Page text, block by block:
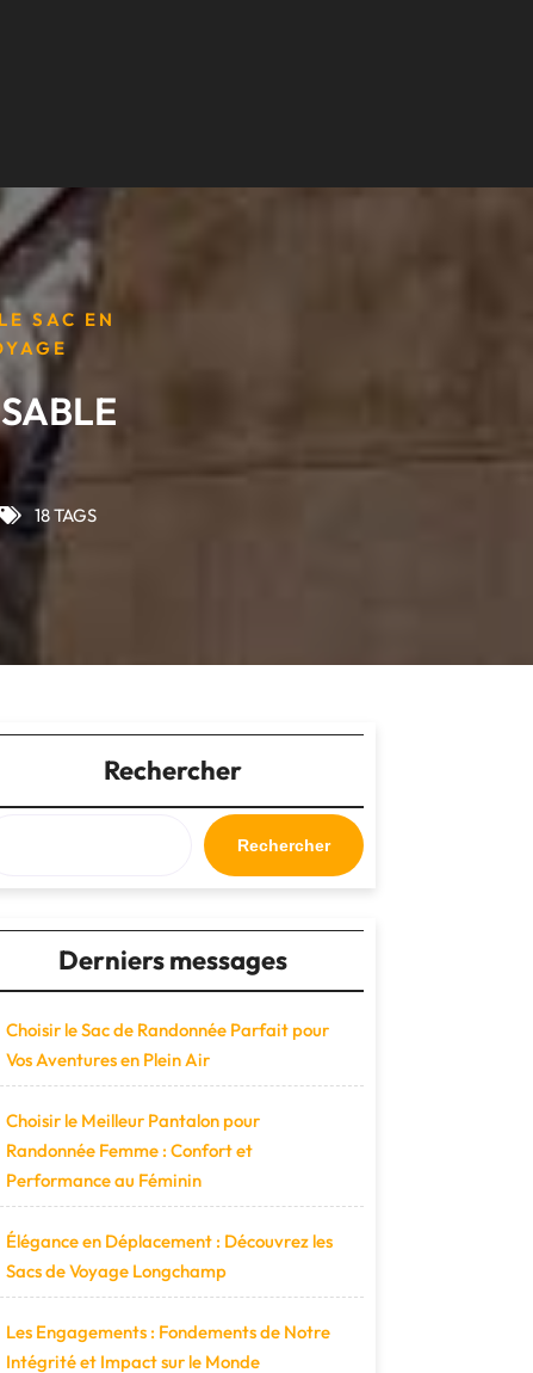
SAC EN
18 TAGS
Rechercher
Rechercher
Derniers messages
Choisir le Sac de Randonnée Parfait pour
Vos Aventures en Plein Air
Choisir le Meilleur Pantalon pour
Randonnée Femme : Confort et
Performance au Féminin
Élégance en Déplacement : Découvrez les
Sacs de Voyage Longchamp
Les Engagements : Fondements de Notre
Intégrité et Impact sur le Monde